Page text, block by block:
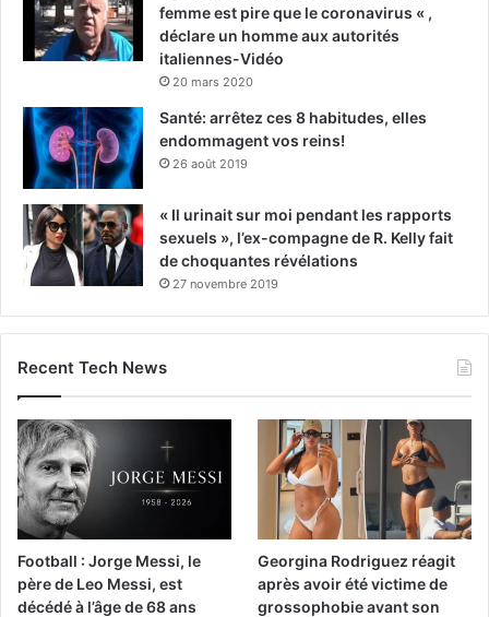
femme est pire que le coronavirus « ,
déclare un homme aux autorités
italiennes-Vidéo
20 mars 2020
Santé: arrêtez ces 8 habitudes, elles
endommagent vos reins!
26 août 2019
« Il urinait sur moi pendant les rapports
sexuels », l’ex-compagne de R. Kelly fait
de choquantes révélations
27 novembre 2019
Recent Tech News
Football : Jorge Messi, le
père de Leo Messi, est
décédé à l’âge de 68 ans
Georgina Rodriguez réagit
après avoir été victime de
grossophobie avant son